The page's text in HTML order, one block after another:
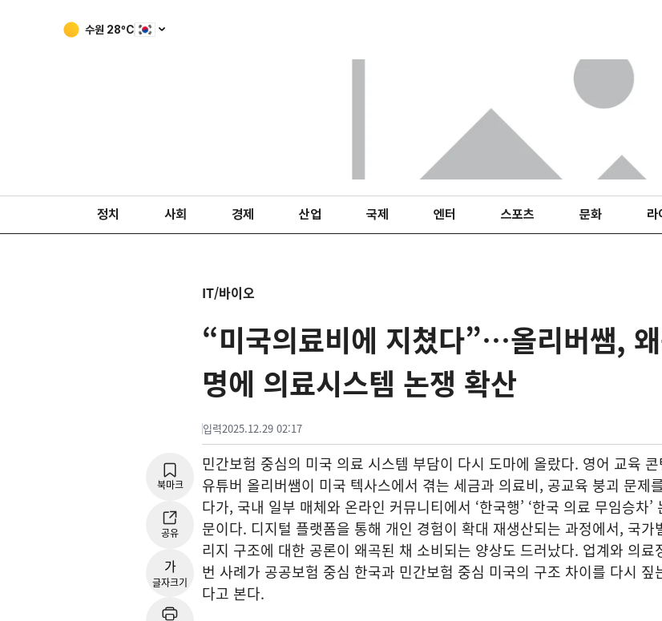
수원 28ºC
정치 사회 경제 산업 국제 엔터 스포츠 문화 라
IT/바이오
“미국의료비에 지쳤다”…올리버쌤,
명에 의료시스템 논쟁 확산
입력2025.12.29 02:17
북마크
공유
가
글자크기
민간보험 중심의 미국 의료 시스템 부담이 다시 도마에 올랐다. 영어 교육
유튜버 올리버쌤이 미국 텍사스에서 겪는 세금과 의료비, 공교육 붕괴 문제
다가, 국내 일부 매체와 온라인 커뮤니티에서 ‘한국행’ ‘한국 의료 무임승차’
문이다. 디지털 플랫폼을 통해 개인 경험이 확대 재생산되는 과정에서, 국가
리지 구조에 대한 공론이 왜곡된 채 소비되는 양상도 드러났다. 업계와 의료
번 사례가 공공보험 중심 한국과 민간보험 중심 미국의 구조 차이를 다시 짚
다고 본다.